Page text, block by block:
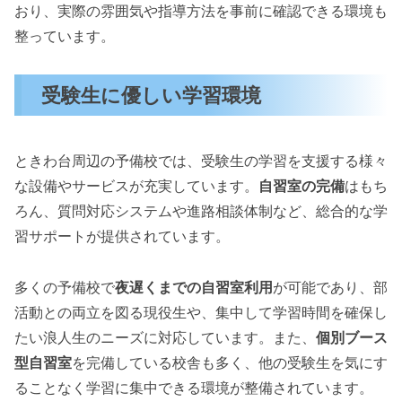
おり、実際の雰囲気や指導方法を事前に確認できる環境も
整っています。
受験生に優しい学習環境
ときわ台周辺の予備校では、受験生の学習を支援する様々
な設備やサービスが充実しています。 自習室の完備はもち
ろん、質問対応システムや進路相談体制など、総合的な学
習サポートが提供されています。
多くの予備校で夜遅くまでの自習室利用が可能であり、部
活動との両立を図る現役生や、集中して学習時間を確保し
たい浪人生のニーズに対応しています。また、 個別ブース
型自習室を完備している校舎も多く、他の受験生を気にす
ることなく学習に集中できる環境が整備されています。